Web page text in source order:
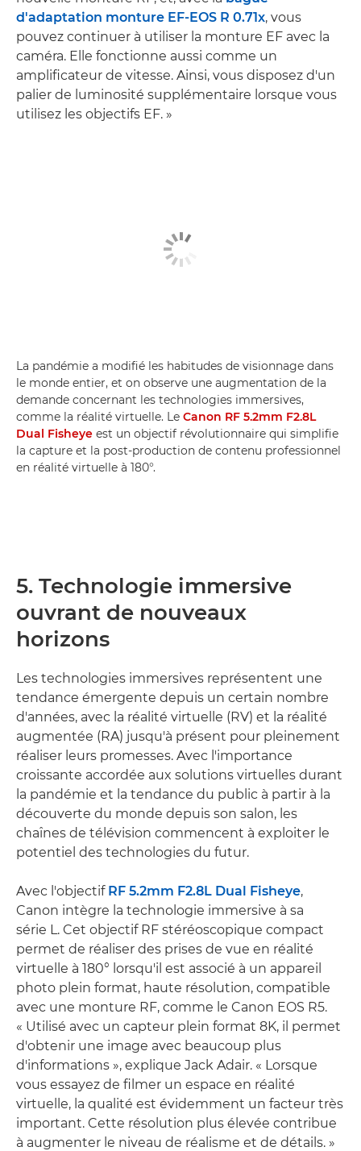
d'adaptation monture EF-EOS R 0.71x, vous
pouvez continuer à utiliser la monture EF avec la
caméra. Elle fonctionne aussi comme un
amplificateur de vitesse. Ainsi, vous disposez d'un
palier de luminosité supplémentaire lorsque vous
utilisez les objectifs EF. »
La pandémie a modifié les habitudes de visionnage dans
le monde entier, et on observe une augmentation de la
demande concernant les technologies immersives,
comme la réalité virtuelle. Le Canon RF 5.2mm F2.8L
Dual Fisheye est un objectif révolutionnaire qui simplifie
la capture et la post-production de contenu professionnel
en réalité virtuelle à 180°.
5. Technologie immersive
ouvrant de nouveaux
horizons
Les technologies immersives représentent une
tendance émergente depuis un certain nombre
d'années, avec la réalité virtuelle (RV) et la réalité
augmentée (RA) jusqu'à présent pour pleinement
réaliser leurs promesses. Avec l'importance
croissante accordée aux solutions virtuelles durant
la pandémie et la tendance du public à partir à la
découverte du monde depuis son salon, les
chaînes de télévision commencent à exploiter le
potentiel des technologies du futur.
Avec l'objectif RF 5.2mm F2.8L Dual Fisheye,
Canon intègre la technologie immersive à sa
série L. Cet objectif RF stéréoscopique compact
permet de réaliser des prises de vue en réalité
virtuelle à 180° lorsqu'il est associé à un appareil
photo plein format, haute résolution, compatible
avec une monture RF, comme le Canon EOS R5.
« Utilisé avec un capteur plein format 8K, il permet
d'obtenir une image avec beaucoup plus
d'informations », explique Jack Adair. « Lorsque
vous essayez de filmer un espace en réalité
virtuelle, la qualité est évidemment un facteur très
important. Cette résolution plus élevée contribue
à augmenter le niveau de réalisme et de détails. »